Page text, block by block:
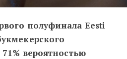
Элине
полуфинала Eesti
вероятностью